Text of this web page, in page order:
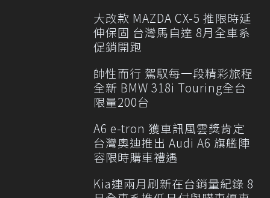
大改款 MAZDA CX-5 推限時延
伸保固 台灣馬自達 8月全車系
促銷開跑
帥性而行 駕馭每一段精彩旅程
全新 BMW 318i Touring全台
限量200台
A6 e-tron 獲車訊風雲獎肯定
台灣奧迪推出 Audi A6 旗艦陣
容限時購車禮遇
Kia連兩月刷新在台銷量紀錄 8